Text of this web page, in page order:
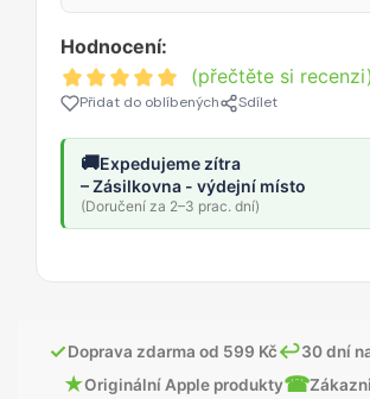
Hodnocení:
(přečtěte si recenzi)
Přidat do oblíbených Sdílet
🚚Expedujeme zítra
– Zásilkovna - výdejní místo
(Doručení za 2–3 prac. dní)
✓Doprava zdarma od 599 Kč↩30 dní
★Originální Apple produkty☎